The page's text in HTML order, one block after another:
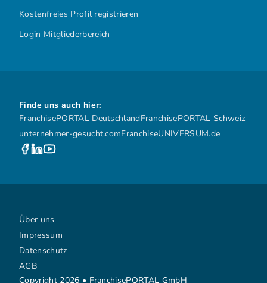
Kostenfreies Profil registrieren
Login Mitgliederbereich
Finde uns auch hier:
FranchisePORTAL DeutschlandFranchisePORTAL Schweiz
unternehmer-gesucht.comFranchiseUNIVERSUM.de
Copyright 2026 • FranchisePORTAL GmbH
Über uns
Impressum
Datenschutz
AGB